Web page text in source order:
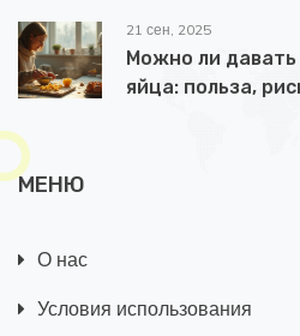
21 сен, 2025
Можно ли
яйца: польза,
МЕНЮ
О нас
Условия использования